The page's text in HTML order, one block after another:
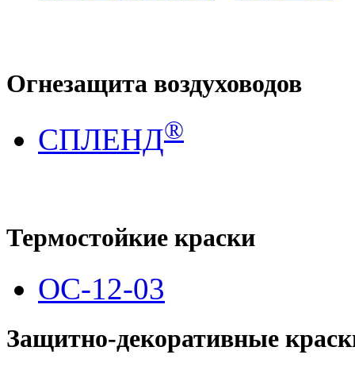
Огнезащита воздуховодов
СПЛЕНД®
Термостойкие краски
ОС-12-03
Защитно-декоративные